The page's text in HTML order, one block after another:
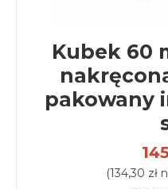
Kubek 60
pakowany
(134,30 zł